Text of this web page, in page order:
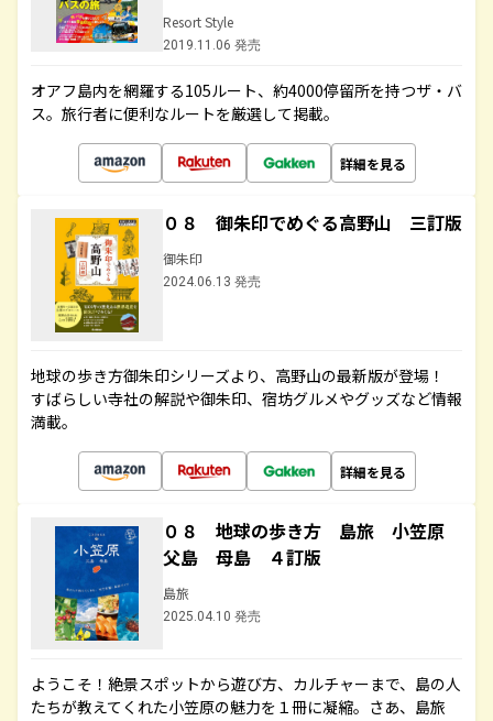
Resort Style
2019.11.06 発売
オアフ島内を網羅する105ルート、約4000停留所を持つザ・バ
ス。旅行者に便利なルートを厳選して掲載。
詳細を見る
０８ 御朱印でめぐる高野山 三訂版
御朱印
2024.06.13 発売
地球の歩き方御朱印シリーズより、高野山の最新版が登場！
すばらしい寺社の解説や御朱印、宿坊グルメやグッズなど情報
満載。
詳細を見る
０８ 地球の歩き方 島旅 小笠原
父島 母島 ４訂版
島旅
2025.04.10 発売
ようこそ！絶景スポットから遊び方、カルチャーまで、島の人
たちが教えてくれた小笠原の魅力を１冊に凝縮。さあ、島旅